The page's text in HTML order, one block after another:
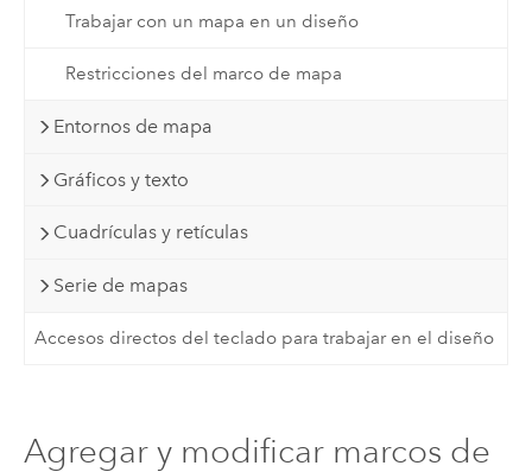
Trabajar con un mapa en un diseño
Restricciones del marco de mapa
Entornos de mapa
Gráficos y texto
Cuadrículas y retículas
Serie de mapas
Accesos directos del teclado para trabajar en el diseño
Agregar y modificar marcos de